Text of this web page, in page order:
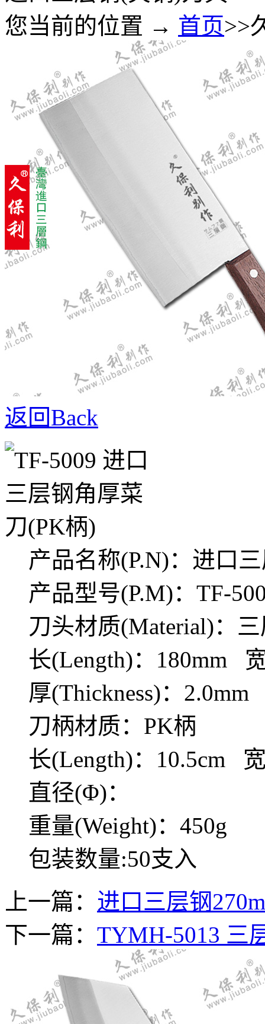
7-20 ST小白菜刀(菠萝刀)
小
TYMH-5010 进口三层钢
菜刀
TYMH-5013 三层钢切片
您当前的位置 → 首页>>
返回Back
产品名称(P.N)：进口
产品型号(P.M)：TF-
刀头材质(Material)：
长(Length)：180mm
厚(Thickness)：2.0mm
刀柄材质：PK柄
长(Length)：10.5cm
直径(Φ)：
重量(Weight)：450g
包装数量:50支入
上一篇： 进口三层钢
下一篇： TYMH-5013 三